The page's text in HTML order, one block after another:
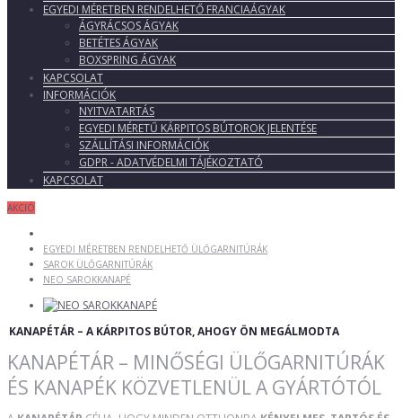
EGYEDI MÉRETBEN RENDELHETŐ FRANCIAÁGYAK
ÁGYRÁCSOS ÁGYAK
BETÉTES ÁGYAK
BOXSPRING ÁGYAK
KAPCSOLAT
INFORMÁCIÓK
NYITVATARTÁS
EGYEDI MÉRETŰ KÁRPITOS BÚTOROK JELENTÉSE
SZÁLLÍTÁSI INFORMÁCIÓK
GDPR - ADATVÉDELMI TÁJÉKOZTATÓ
KAPCSOLAT
AKCIÓ
EGYEDI MÉRETBEN RENDELHETŐ ÜLŐGARNITÚRÁK
SAROK ÜLŐGARNITÚRÁK
NEO SAROKKANAPÉ
KANAPÉTÁR – A KÁRPITOS BÚTOR, AHOGY ÖN MEGÁLMODTA
KANAPÉTÁR – MINŐSÉGI ÜLŐGARNITÚRÁK
ÉS KANAPÉK KÖZVETLENÜL A GYÁRTÓTÓL